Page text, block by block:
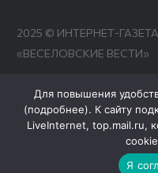
2025 © ИНТЕРНЕТ-
«ВЕСЕЛОВСКИЕ ВЕСТИ»
Для повышения
(подробнее). К сайту
LiveInternet, top.mail.ru,
Я